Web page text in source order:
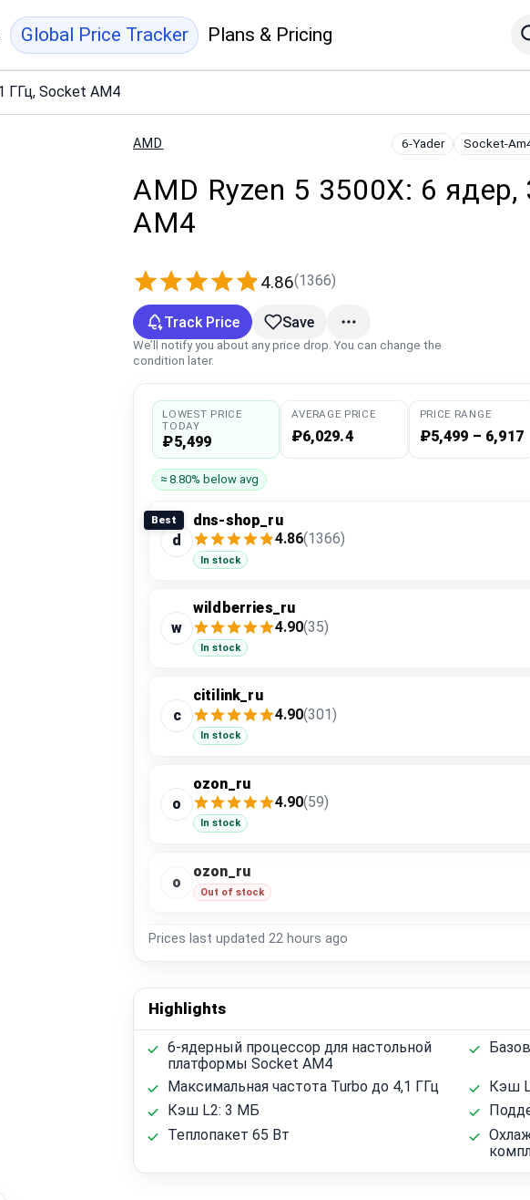
Global Price Tracker Plans & Pricing
ГГц, Socket AM4
AMD 6-Yader Socket-
AMD Ryzen 5 3500X: 6 ядер,
AM4
4.86(1366)
Track Price
We’ll notify you about any price drop. You can change the
condition later.
Save
LOWEST PRICE
TODAY
₽5,499
AVERAGE PRICE
₽6,029.4
PRICE RANGE
₽5,499 – 6,917
≈ 8.80% below avg
Best
d
dns-shop_ru
4.86(1366)
In stock
w
wildberries_ru
4.90(35)
In stock
c
citilink_ru
4.90(301)
In stock
o
ozon_ru
4.90(59)
In stock
o
ozon_ru
Out of stock
Prices last updated 22 hours ago
Highlights
6-ядерный процессор для настольной
платформы Socket AM4
Максимальная частота Turbo до 4,1 ГГц
Кэш
Кэш L2: 3 МБ
Теплопакет 65 Вт